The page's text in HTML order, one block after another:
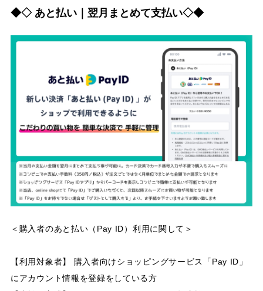
◆◇ あと払い｜翌月まとめて支払い◇◆
＜購入者のあと払い（Pay ID）利用に関して＞
【利用対象者】 購入者向けショッピングサービス「Pay ID」
にアカウント情報を登録をしている方